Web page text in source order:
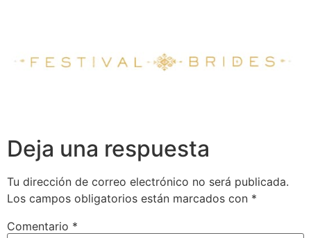
Deja una respuesta
Tu dirección de correo electrónico no será publicada.
Los campos obligatorios están marcados con *
Comentario *